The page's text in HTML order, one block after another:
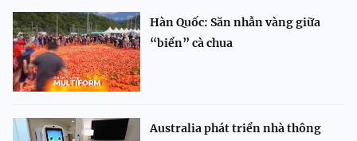
Hàn Quốc: Săn nhẫn vàng giữa
“biển” cà chua
Australia phát triển nhà thông